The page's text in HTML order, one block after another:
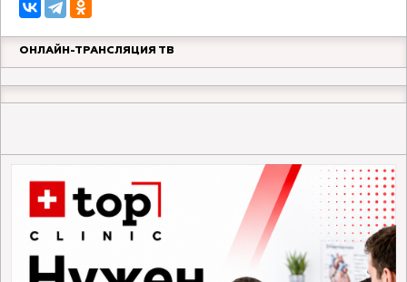
ОНЛАЙН-ТРАНСЛЯЦИЯ ТВ